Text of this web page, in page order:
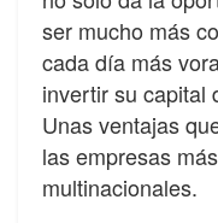
ser mucho más
cada día más
invertir su capital
Unas ventajas
las empresas
multinacionales.